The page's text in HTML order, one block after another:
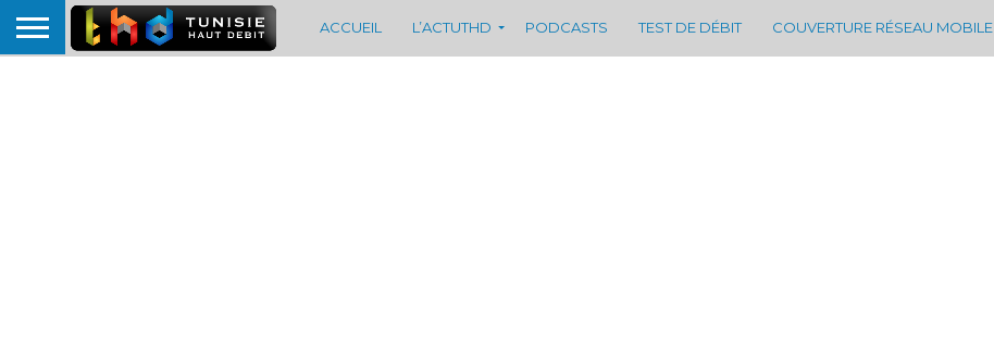
ACCUEIL L’ACTUTHD PODCASTS TEST DE DÉBIT COUVERTURE RÉSEAU MOBILE